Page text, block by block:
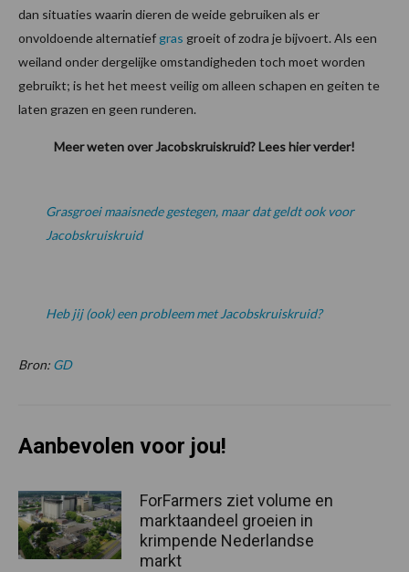
dan situaties waarin dieren de weide gebruiken als er
onvoldoende alternatief gras groeit of zodra je bijvoert. Als een
weiland onder dergelijke omstandigheden toch moet worden
gebruikt; is het het meest veilig om alleen schapen en geiten te
laten grazen en geen runderen.
Meer weten over Jacobskruiskruid? Lees hier verder!
Grasgroei maaisnede gestegen, maar dat geldt ook voor
Jacobskruiskruid
Heb jij (ook) een probleem met Jacobskruiskruid?
Bron: GD
Aanbevolen voor jou!
ForFarmers ziet volume en
marktaandeel groeien in
krimpende Nederlandse
markt